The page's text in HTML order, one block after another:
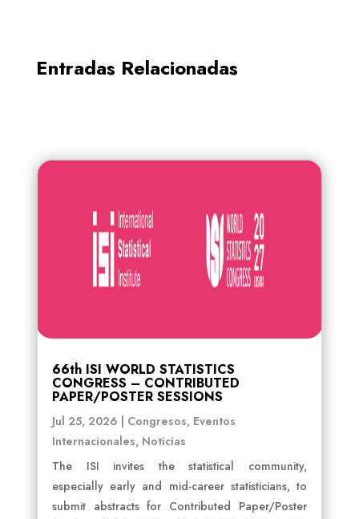
Entradas Relacionadas
66th ISI WORLD STATISTICS
CONGRESS – CONTRIBUTED
PAPER/POSTER SESSIONS
Jul 25, 2026 | Congresos, Eventos
Internacionales, Noticias
The ISI invites the statistical community,
especially early and mid-career statisticians, to
submit abstracts for Contributed Paper/Poster